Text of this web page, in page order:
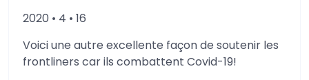
2020 • 4 • 16
Voici une autre excellente façon de soutenir les
frontliners car ils combattent Covid-19!